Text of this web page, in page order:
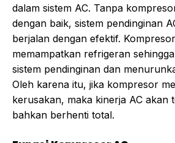
dalam sistem AC. Tanpa
dengan baik, sistem pendinginan
berjalan dengan efektif.
memampatkan refrigeran
sistem pendinginan dan
Oleh karena itu, jika kompresor
kerusakan, maka kinerja AC akan
bahkan berhenti total.